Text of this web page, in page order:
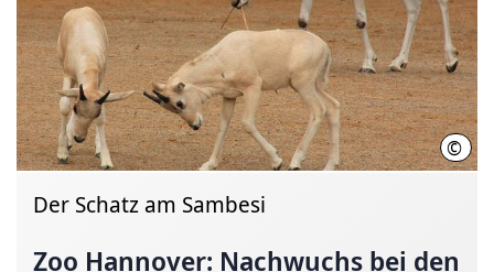
©
Der Schatz am Sambesi
Zoo Hannover: Nachwuchs bei den